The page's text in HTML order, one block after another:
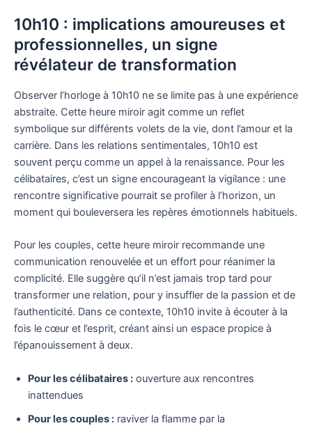
10h10 : implications amoureuses et
professionnelles, un signe
révélateur de transformation
Observer l’horloge à 10h10 ne se limite pas à une expérience
abstraite. Cette heure miroir agit comme un reflet
symbolique sur différents volets de la vie, dont l’amour et la
carrière. Dans les relations sentimentales, 10h10 est
souvent perçu comme un appel à la renaissance. Pour les
célibataires, c’est un signe encourageant la vigilance : une
rencontre significative pourrait se profiler à l’horizon, un
moment qui bouleversera les repères émotionnels habituels.
Pour les couples, cette heure miroir recommande une
communication renouvelée et un effort pour réanimer la
complicité. Elle suggère qu’il n’est jamais trop tard pour
transformer une relation, pour y insuffler de la passion et de
l’authenticité. Dans ce contexte, 10h10 invite à écouter à la
fois le cœur et l’esprit, créant ainsi un espace propice à
l’épanouissement à deux.
Pour les célibataires : ouverture aux rencontres
inattendues
Pour les couples : raviver la flamme par la